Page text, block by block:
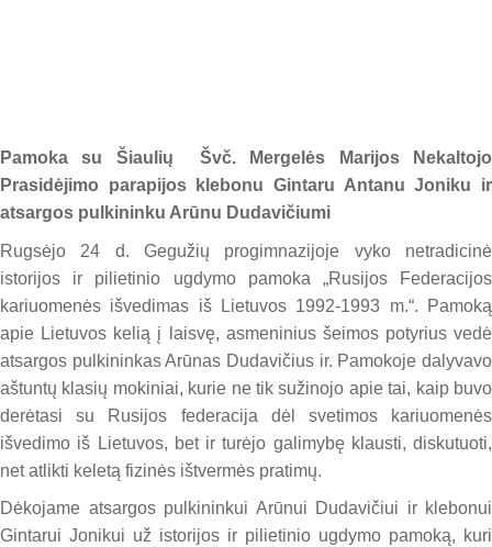
Pamoka su Šiaulių Švč. Mergelės Marijos Nekaltojo
Prasidėjimo parapijos klebonu Gintaru Antanu Joniku ir
atsargos pulkininku Arūnu Dudavičiumi
Rugsėjo 24 d. Gegužių progimnazijoje vyko netradicinė
istorijos ir pilietinio ugdymo pamoka „Rusijos Federacijos
kariuomenės išvedimas iš Lietuvos 1992-1993 m.“. Pamoką
apie Lietuvos kelią į laisvę, asmeninius šeimos potyrius vedė
atsargos pulkininkas Arūnas Dudavičius ir. Pamokoje dalyvavo
aštuntų klasių mokiniai, kurie ne tik sužinojo apie tai, kaip buvo
derėtasi su Rusijos federacija dėl svetimos kariuomenės
išvedimo iš Lietuvos, bet ir turėjo galimybę klausti, diskutuoti,
net atlikti keletą fizinės ištvermės pratimų.
Dėkojame atsargos pulkininkui Arūnui Dudavičiui ir klebonui
Gintarui Jonikui už istorijos ir pilietinio ugdymo pamoką, kuri